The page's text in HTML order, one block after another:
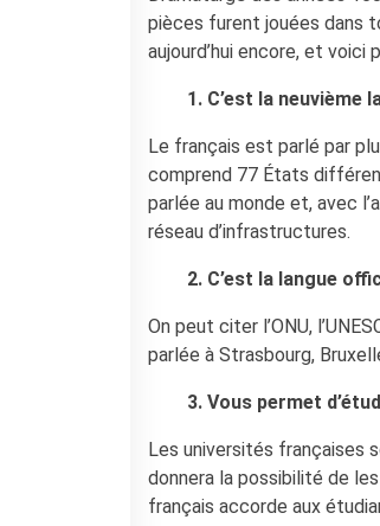
BLOG
ARCHIVIO
Archivio scuole
RECHERCHER
pièces furent jouées dans
aujourd’hui encore, et voici
1. C’est la neuvième
Le français est parlé par
comprend 77 États
parlée au monde et, avec
réseau d’infrastructures.
2. C’est la langue
On peut citer l’ONU,
parlée à Strasbourg,
3. Vous permet
Les universités françaises
donnera la possibilité de
français accorde aux